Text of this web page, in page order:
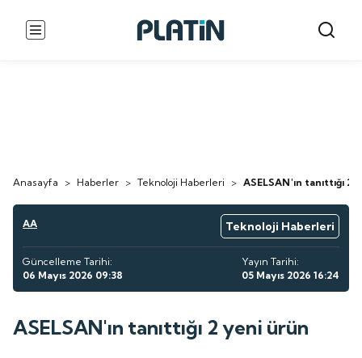
Anasayfa > Haberler > Teknoloji Haberleri > ASELSAN'ın tanıttığı 2
AA Teknoloji Haberleri
Güncelleme Tarihi:
06 Mayıs 2026 09:38
Yayın Tarihi:
05 Mayıs 2026 16:24
ASELSAN'ın tanıttığı 2 yeni ürün